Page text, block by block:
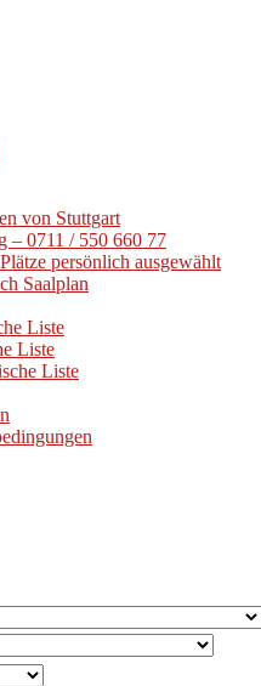
von Stuttgart
– 0711 / 550 660 77
persönlich ausgewählt
Saalplan
Liste
Liste
Liste